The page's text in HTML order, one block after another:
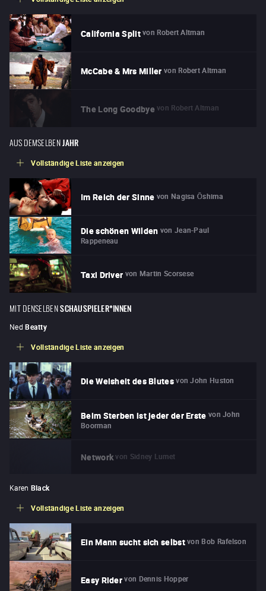
California Split von Robert Altman
McCabe & Mrs Miller von Robert Altman
The Long Goodbye von Robert Altman
AUS DEMSELBENJAHR
Vollständige Liste anzeigen
Im Reich der Sinne von Nagisa Ōshima
Die schönen Wilden von Jean-Paul
Rappeneau
Taxi Driver von Martin Scorsese
MIT DENSELBENSCHAUSPIELER*INNEN
Ned Beatty
Vollständige Liste anzeigen
Die Weisheit des Blutes von John Huston
Beim Sterben ist jeder der Erste von John
Boorman
Network von Sidney Lumet
Karen Black
Vollständige Liste anzeigen
Ein Mann sucht sich selbst von Bob Rafelson
Easy Rider von Dennis Hopper